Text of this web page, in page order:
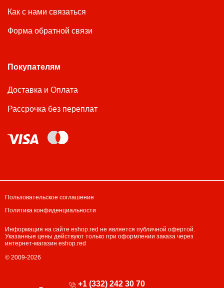
Как с нами связаться
Форма обратной связи
Покупателям
Доставка и Оплата
Рассрочка без переплат
+1 (332) 242 30 70
Пользовательское соглашение
Политика конфиденциальности
Информация на сайте eshop.red не является публичной офертой.
Указанные цены действуют только при оформлении заказа через
интернет-магазин eshop.red
© 2009-2026